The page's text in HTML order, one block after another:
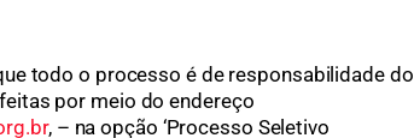
todo o processo é de responsabilidade do
por meio do endereço
, – na opção ‘Processo Seletivo